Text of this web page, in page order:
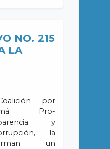
NO. 215
LA
por
Pro-
y
la
un